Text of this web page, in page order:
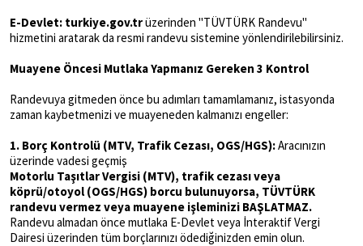
E-Devlet: turkiye.gov.trüzerinden "TÜVTÜRK Randevu"
hizmetini aratarak da resmi randevu sistemine yönlendirilebilirsiniz.
Muayene Öncesi Mutlaka Yapmanız Gereken 3 Kontrol
Randevuya gitmeden önce bu adımları tamamlamanız, istasyonda
zaman kaybetmenizi ve muayeneden kalmanızı engeller:
1. Borç Kontrolü (MTV, Trafik Cezası, OGS/HGS):Aracınızın
üzerinde vadesi geçmiş
Motorlu Taşıtlar Vergisi (MTV), trafik cezası veya
köprü/otoyol (OGS/HGS) borcu bulunuyorsa, TÜVTÜRK
randevu vermez veya muayene işleminizi BAŞLATMAZ.
Randevu almadan önce mutlaka E-Devlet veya İnteraktif Vergi
Dairesi üzerinden tüm borçlarınızı ödediğinizden emin olun.